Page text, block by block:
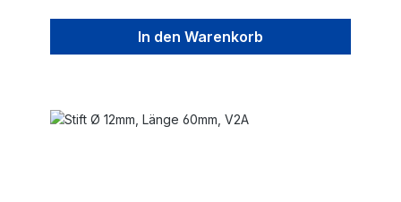
In den Warenkorb